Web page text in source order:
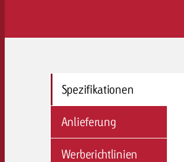
Spezifikationen
Anlieferung
Werberichtlinien